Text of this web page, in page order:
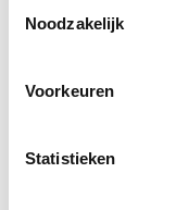
Noodzakelijk
Voorkeuren
Statistieken